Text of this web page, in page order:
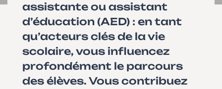
assistante ou assistant
d’éducation (AED) : en tant
qu’acteurs clés de la vie
scolaire, vous influencez
profondément le parcours
des élèves. Vous contribuez